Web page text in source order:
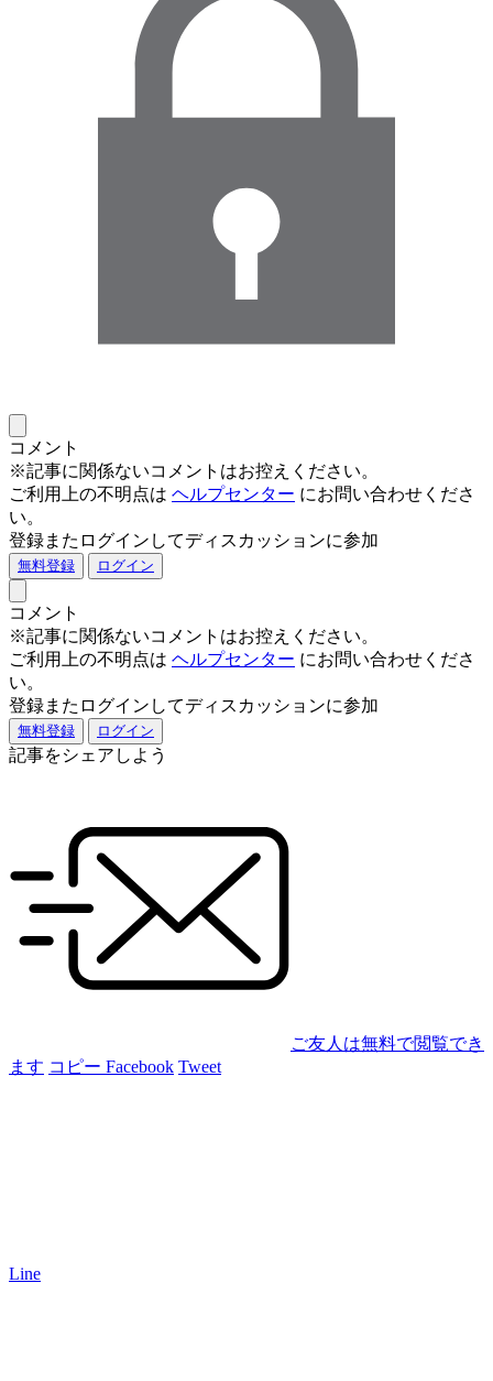
コメント
※記事に関係ないコメントはお控えください。
ご利用上の不明点は ヘルプセンター にお問い合わせくださ
い。
登録またログインしてディスカッションに参加
無料登録 ログイン
コメント
※記事に関係ないコメントはお控えください。
ご利用上の不明点は ヘルプセンター にお問い合わせくださ
い。
登録またログインしてディスカッションに参加
無料登録 ログイン
記事をシェアしよう
ご友人は無料で閲覧でき
ます コピー Facebook Tweet
Line